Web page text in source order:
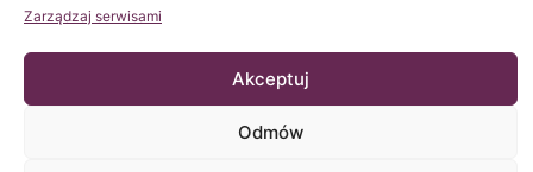
Zarządzaj serwisami
Akceptuj
Odmów
Instytut Chiari & Siringomielia & Escoliosis de Barcelona (ICSEB)
spełnia wymogi Rozporządzenia UE 2016/679 (RGPD).
Zawartość tej strony web jest nieoficjalnym tłumaczeniem
Siringomielia & Escoliosis de Barcelona i ma na celu ułatwienie
zrozumienia oryginalnego teksu osobie, która połączy się z tą